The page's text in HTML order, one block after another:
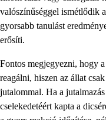
valószínűséggel ismétlődik
gyorsabb tanulást
erősíti.
Fontos megjegyezni, hogy
reagálni, hiszen az állat
jutalommal. Ha a
cselekedetéért kapta a